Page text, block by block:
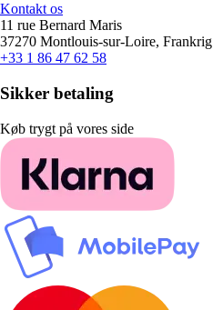
Kontakt os
11 rue Bernard Maris
37270 Montlouis-sur-Loire, Frankrig
+33 1 86 47 62 58
Sikker betaling
Køb trygt på vores side